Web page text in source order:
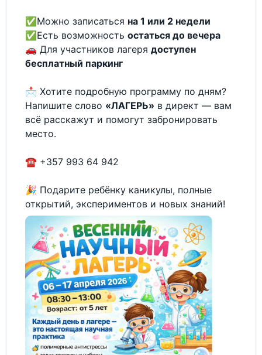
✅Можно записаться на 1 или 2 недели
✅Есть возможность остаться до вечера
🚗 Для участников лагеря доступен
бесплатный паркинг
📩 Хотите подробную программу по дням?
Напишите слово «ЛАГЕРЬ» в директ — вам
всё расскажут и помогут забронировать
место.
☎️ +357 993 64 942
🎉 Подарите ребёнку каникулы, полные
открытий, экспериментов и новых знаний!